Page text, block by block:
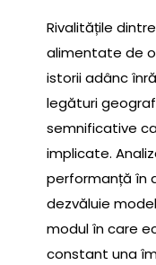
Rivalitățile
alimentate de
istorii adânc
legături
semnificative
implicate.
performanță în
dezvăluie
modul în care
constant una